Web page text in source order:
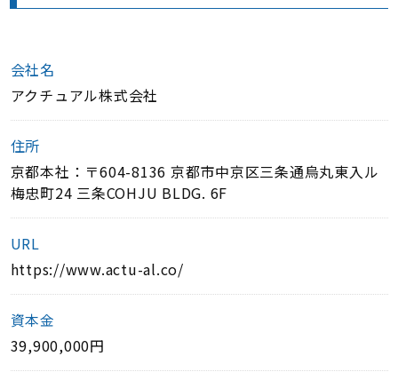
会社名
アクチュアル株式会社
住所
京都本社：〒604-8136 京都市中京区三条通烏丸東入ル
梅忠町24 三条COHJU BLDG. 6F
URL
https://www.actu-al.co/
資本金
39,900,000円